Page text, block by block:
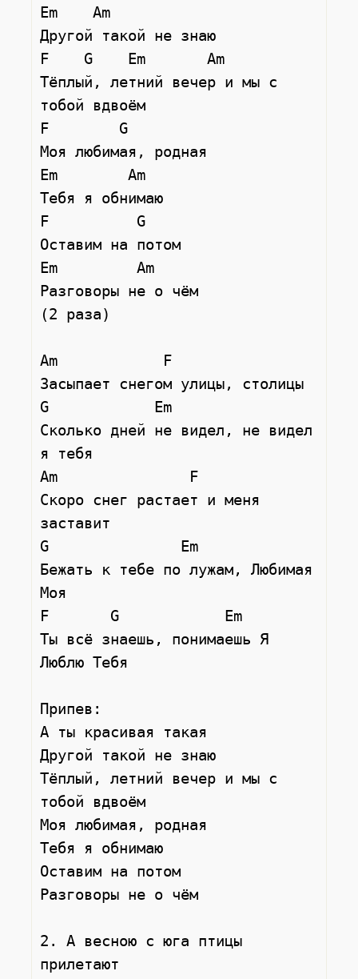
Em    Am
Другой такой не знаю
F    G    Em       Am
Тёплый, летний вечер и мы с
тобой вдвоём
F        G
Моя любимая, родная
Em        Am
Тебя я обнимаю
F          G
Оставим на потом
Em         Am
Разговоры не о чём
(2 раза)
Am            F
Засыпает снегом улицы, столицы
G            Em
Сколько дней не видел, не видел
я тебя
Am               F
Скоро снег растает и меня
заставит
G               Em
Бежать к тебе по лужам, Любимая
Моя
F       G            Em
Ты всё знаешь, понимаешь Я
Люблю Тебя
Припев:
А ты красивая такая
Другой такой не знаю
Тёплый, летний вечер и мы с
тобой вдвоём
Моя любимая, родная
Тебя я обнимаю
Оставим на потом
Разговоры не о чём
2. А весною с юга птицы
прилетают